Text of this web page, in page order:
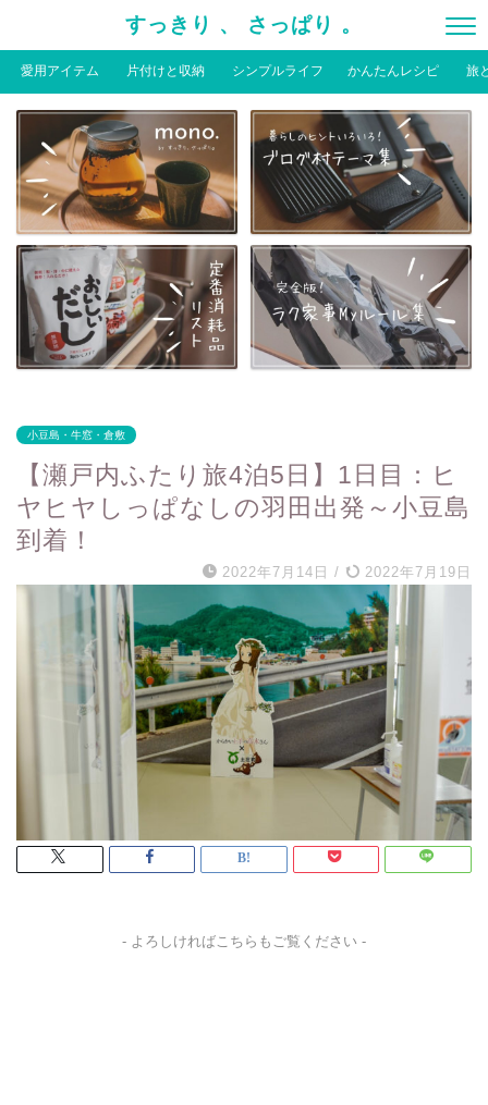
すっきり 、 さっぱり 。
愛用アイテム 片付けと収納 シンプルライフ かんたんレシピ 旅
小豆島・牛窓・倉敷
【瀬戸内ふたり旅4泊5日】1日目：ヒ
ヤヒヤしっぱなしの羽田出発～小豆島
到着！
2022年7月14日 / 2022年7月19日
- よろしければこちらもご覧ください -